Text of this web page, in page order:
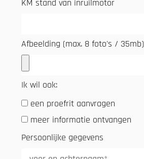
KM stand van inruilmotor
Afbeelding (max. 8 foto's / 35mb)
Ik wil ook:
een proefrit aanvragen
meer informatie ontvangen
Persoonlijke gegevens